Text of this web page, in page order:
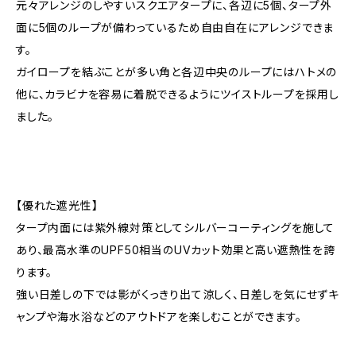
元々アレンジのしやすいスクエアタープに、各辺に5個、タープ外
面に5個のループが備わっているため自由自在にアレンジできま
す。
ガイロープを結ぶことが多い角と各辺中央のループにはハトメの
他に、カラビナを容易に着脱できるようにツイストループを採用し
ました。
【優れた遮光性】
タープ内面には紫外線対策としてシルバーコーティングを施して
あり、最高水準のUPF50相当のUVカット効果と高い遮熱性を誇
ります。
強い日差しの下では影がくっきり出て涼しく、日差しを気にせずキ
ャンプや海水浴などのアウトドアを楽しむことができます。